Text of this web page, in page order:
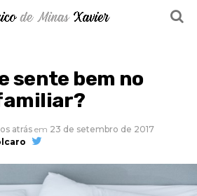
sente bem no
atrás em 23 de setembro de 2017